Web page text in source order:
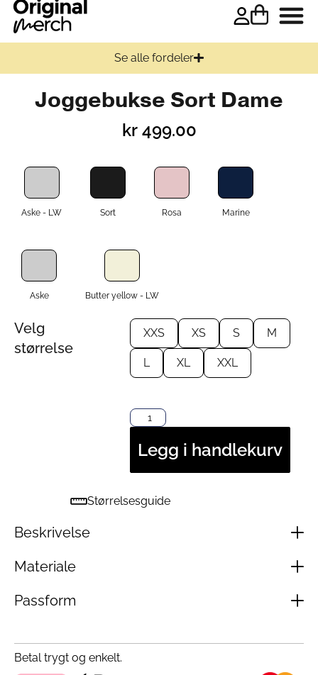
Se alle fordeler
Joggebukse Sort Dame
kr499.00
Aske - LW Sort Rosa Marine
Aske Butter yellow - LW
Velg
størrelse
Størrelsesguide
XXS XS S M
L XL XXL
Legg i handlekurv
Beskrivelse
Materiale
Passform
Betal trygt og enkelt.